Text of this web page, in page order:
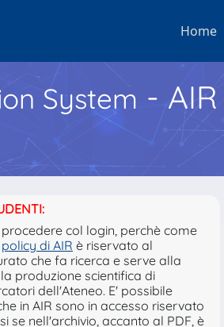
Home
System - AIR
col login, perchè come
policy di AIR è riservato al
che fa ricerca e serve alla
produzione scientifica di
dell'Ateneo. E' possibile
in AIR sono in accesso riservato
se nell'archivio, accanto al PDF, è